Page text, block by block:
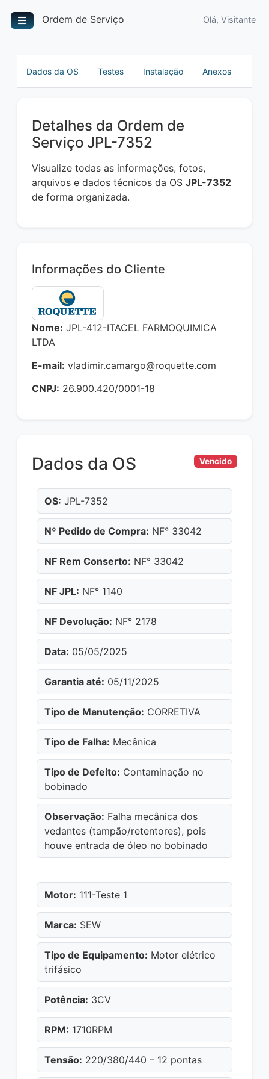
Ordem de Serviço Olá, Visitante
Dados da OS Testes Instalação Anexos
Detalhes da Ordem de
Serviço JPL-7352
Visualize todas as informações, fotos,
arquivos e dados técnicos da OS JPL-7352
de forma organizada.
Informações do Cliente
Nome: JPL-412-ITACEL FARMOQUIMICA
LTDA
E-mail: vladimir.camargo@roquette.com
CNPJ: 26.900.420/0001-18
Dados da OS Vencido
OS: JPL-7352
Nº Pedido de Compra: NF° 33042
NF Rem Conserto: NF° 33042
NF JPL: NF° 1140
NF Devolução: NF° 2178
Data: 05/05/2025
Garantia até: 05/11/2025
Tipo de Manutenção: CORRETIVA
Tipo de Falha: Mecânica
Tipo de Defeito: Contaminação no
bobinado
Observação: Falha mecânica dos
vedantes (tampão/retentores), pois
houve entrada de óleo no bobinado
Motor: 111-Teste 1
Marca: SEW
Tipo de Equipamento: Motor elétrico
trifásico
Potência: 3CV
RPM: 1710RPM
Tensão: 220/380/440 – 12 pontas